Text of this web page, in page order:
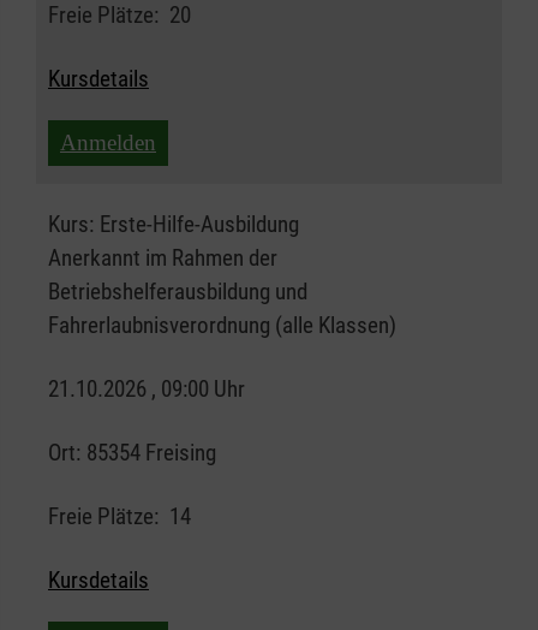
Freie Plätze: 20
Kursdetails
Anmelden
Kurs: Erste-Hilfe-Ausbildung
Anerkannt im Rahmen der
Betriebshelferausbildung und
Fahrerlaubnisverordnung (alle Klassen)
21.10.2026 , 09:00 Uhr
Ort: 85354 Freising
Freie Plätze: 14
Kursdetails